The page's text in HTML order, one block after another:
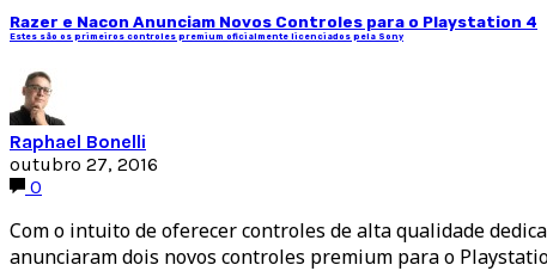
Razer e Nacon Anunciam Novos Controles para o Playstation 4
Estes são os primeiros controles premium oficialmente licenciados pela Sony
Raphael Bonelli
outubro 27, 2016
0
Com o intuito de oferecer controles de alta qualidade
anunciaram dois novos controles premium para o